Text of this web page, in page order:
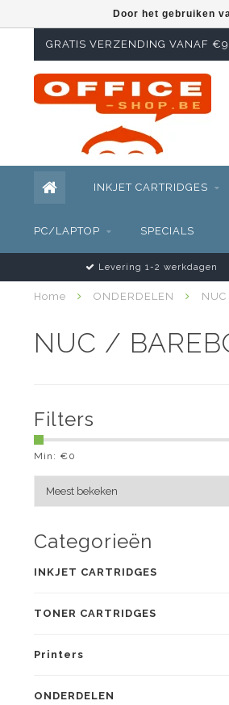
GRATIS VERZENDING VANAF
INKJET CARTRIDGES
PC/LAPTOP SPECIALS
Levering 1-2 werkdagen
Home ONDERDELEN
NUC /
Filters
Min: €0
Categorieën
INKJET CARTRIDGES
TONER CARTRIDGES
Printers
ONDERDELEN
Door het gebruiken